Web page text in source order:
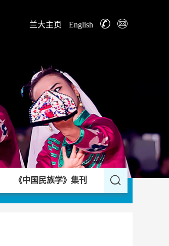
兰大主页 English
《中国民族学》集刊